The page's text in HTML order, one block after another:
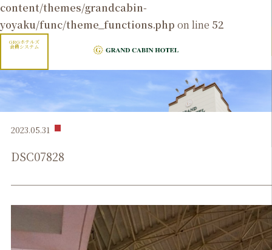
content/themes/grandcabin-
yoyaku/func/theme_functions.php on line 52
GRGホテルズ
会員システム
2023.05.31
DSC07828